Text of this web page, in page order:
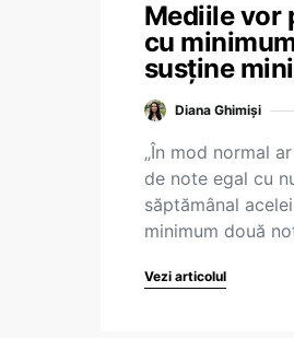
Mediile vor
cu
susține
Diana Ghimiși
„În mod normal
de note egal cu
săptămânal
minimum două
Vezi articolul